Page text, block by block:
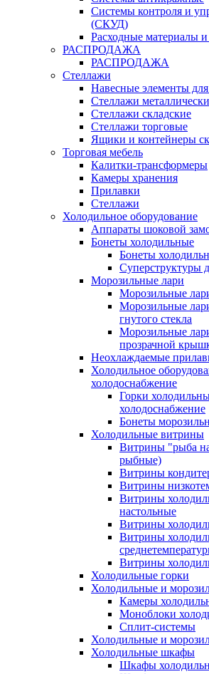
Системы контроля и
(СКУД)
Расходные материалы
РАСПРОДАЖА
РАСПРОДАЖА
Стеллажи
Навесные элементы
Стеллажи
Стеллажи складские
Стеллажи торговые
Ящики и контейнеры
Торговая мебель
Калитки-трансформеры
Камеры хранения
Прилавки
Стеллажи
Холодильное оборудование
Аппараты шоковой
Бонеты холодильные
Бонеты
Суперструктуры
Морозильные лари
Морозильные
Морозильные
гнутого стекла
Морозильные
прозрачной
Неохлаждаемые
Холодильное
холодоснабжение
Горки
холодоснабжение
Бонеты
Холодильные витрины
Витрины "рыба
рыбные)
Витрины
Витрины
Витрины
настольные
Витрины
Витрины
Витрины
Холодильные горки
Холодильные и
Камеры
Моноблоки
Сплит-системы
Холодильные и
Холодильные шкафы
Шкафы